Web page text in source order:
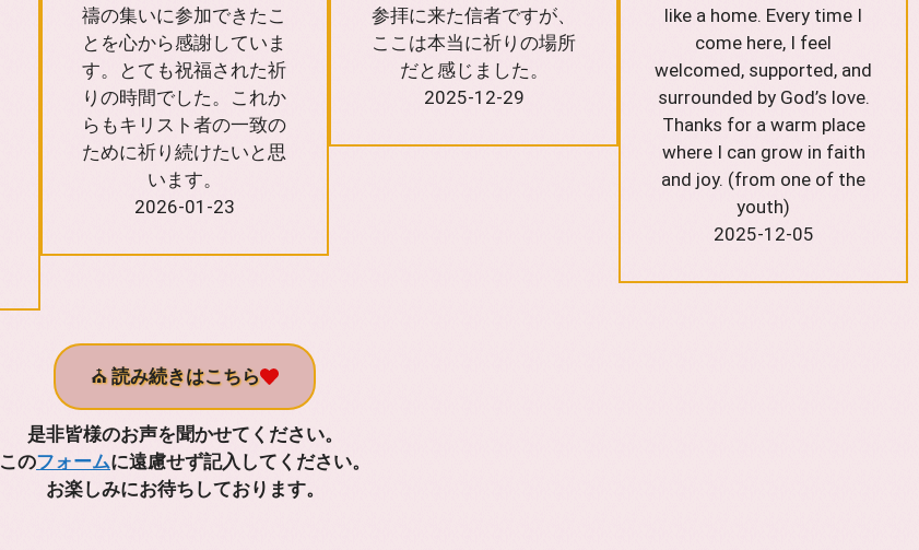
禱の集いに参加できたこ
とを心から感謝していま
す。とても祝福された祈
りの時間でした。これか
らもキリスト者の一致の
ために祈り続けたいと思
います。
2026-01-23
参拝に来た信者ですが、
ここは本当に祈りの場所
だと感じました。
2025-12-29
like a home. Every time I
come here, I feel
welcomed, supported, and
surrounded by God’s love.
Thanks for a warm place
where I can grow in faith
and joy. (from one of the
youth)
2025-12-05
⛪読み続きはこちら
是非皆様のお声を聞かせてください。
このフォームに遠慮せず記入してください。
お楽しみにお待ちしております。